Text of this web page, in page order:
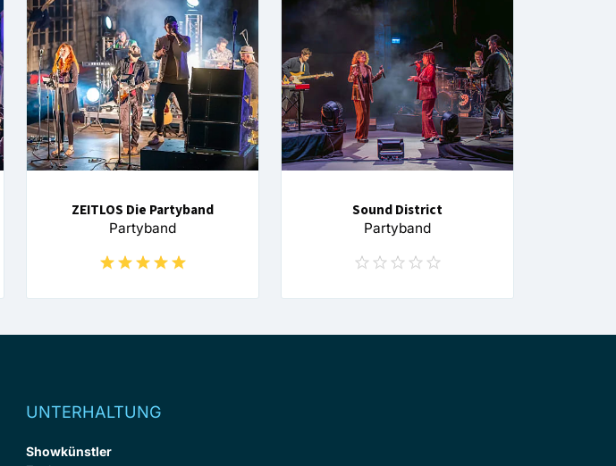
ZEITLOS Die Partyband
Partyband
Sound District
Partyband
UNTERHALTUNG
Showkünstler